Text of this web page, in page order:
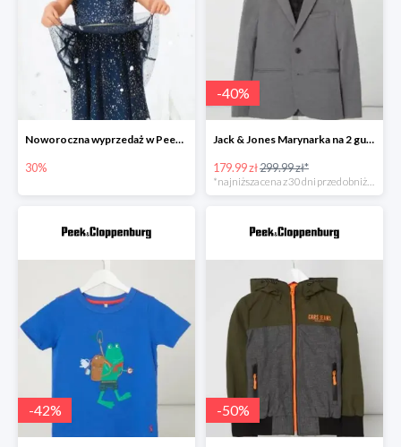
Noworoczna wyprzedaż w Peek&Cloppenburg do -30%
30%
-40%
Jack & Jones Marynarka na 2 guziki z ozdobnymi wypustkami model ‘Steven’ -40%
179.99 zł299.99 zł*
-42% -50%